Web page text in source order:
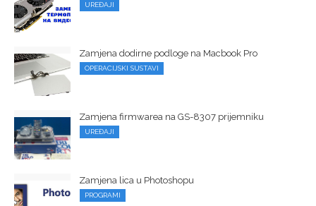
UREĐAJI
Zamjena dodirne podloge na Macbook Pro
OPERACIJSKI SUSTAVI
Zamjena firmwarea na GS-8307 prijemniku
UREĐAJI
Zamjena lica u Photoshopu
PROGRAMI